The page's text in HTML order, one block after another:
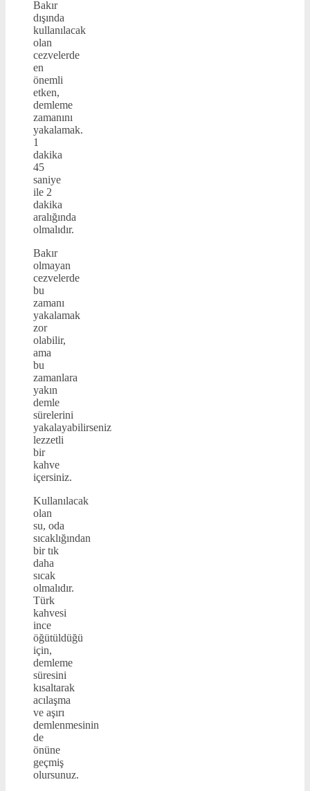
Bakır
dışında
kullanılacak
olan
cezvelerde
en
önemli
etken,
demleme
zamanını
yakalamak.
1
dakika
45
saniye
ile 2
dakika
aralığında
olmalıdır.
Bakır
olmayan
cezvelerde
bu
zamanı
yakalamak
zor
olabilir,
ama
bu
zamanlara
yakın
demle
sürelerini
yakalayabilirseniz
lezzetli
bir
kahve
içersiniz.
Kullanılacak
olan
su, oda
sıcaklığından
bir tık
daha
sıcak
olmalıdır.
Türk
kahvesi
ince
öğütüldüğü
için,
demleme
süresini
kısaltarak
acılaşma
ve aşırı
demlenmesinin
de
önüne
geçmiş
olursunuz.